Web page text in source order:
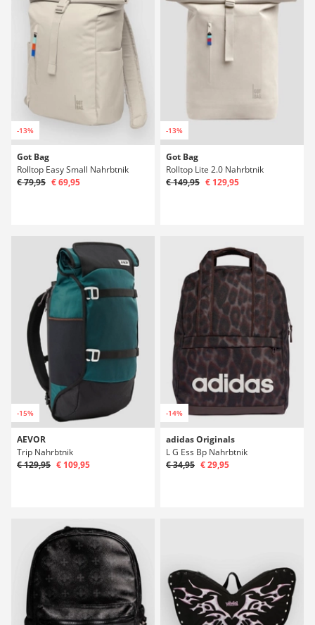
-13%
Got Bag
Rolltop Easy Small Nahrbtnik
€ 79,95 € 69,95
-13%
Got Bag
Rolltop Lite 2.0 Nahrbtnik
€ 149,95 € 129,95
-15%
AEVOR
Trip Nahrbtnik
€ 129,95 € 109,95
-14%
adidas Originals
L G Ess Bp Nahrbtnik
€ 34,95 € 29,95